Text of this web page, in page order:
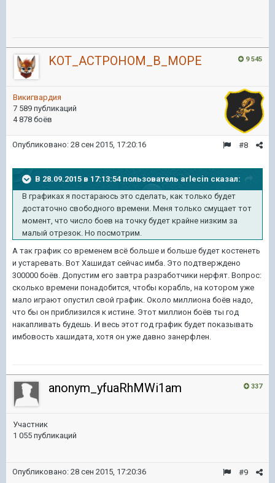
9 545
KOT_ACTPOHOM_B_MOPE
Викигвардия
7 589 публикаций
4 878 боёв
#8
Опубликовано: 28 сен 2015, 17:20:16
В 28.09.2015 в 17:13:54 пользователь arlecin сказал:
В графиках я постараюсь это сделать, как только будет
достаточно свободного времени. Меня только смущает тот
момент, что число боев на точку будет крайне низким за
малый отрезок. Но посмотрим.
А так график со временем всё больше и больше будет костенеть
и устаревать. Вот Хашидат сейчас имба. Это подтверждено
300000 боёв. Допустим его завтра разработчики нерфят. Вопрос:
сколько времени понадобится, чтобы корабль, на котором уже
мало играют опустил свой график. Около миллиона боёв надо,
что бы он приблизился к истине. Этот миллион боёв ты год
накапливать будешь. И весь этот год график будет показывать
имбовость хашидата, хотя он уже давно занерфлен.
337
anonym_yfuaRhMWi1am
Участник
1 055 публикаций
#9
Опубликовано: 28 сен 2015, 17:20:36